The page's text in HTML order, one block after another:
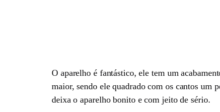
O aparelho é fantástico, ele tem um
maior, sendo ele quadrado com os cantos um
deixa o aparelho bonito e com jeito de sério.